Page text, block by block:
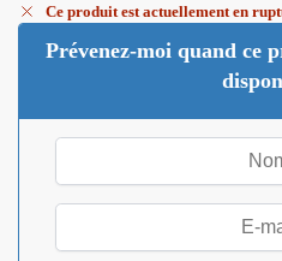
Ce produit est actuellement en
Prévenez-moi quand ce